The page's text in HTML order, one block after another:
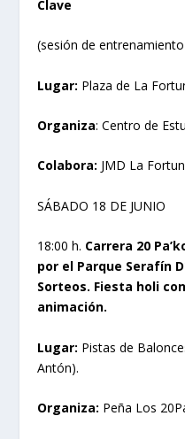
Clave
(sesión de
Lugar: Plaza de La
Organiza: Centro de
Colabora: JMD La
SÁBADO 18 DE JUNIO
18:00 h. Carrera 20
por el Parque Serafín
Sorteos. Fiesta holi
animación.
Lugar: Pistas de
Antón).
Organiza: Peña Los